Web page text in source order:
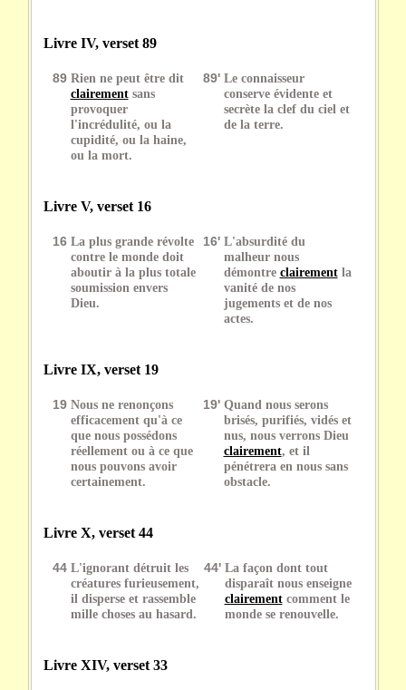
Livre IV, verset 89
89 Rien ne peut être dit
clairementsans
provoquer
l'incrédulité, ou la
cupidité, ou la haine,
ou la mort.
89' Le connaisseur
conserve évidente et
secrète la clef du ciel et
de la terre.
Livre V, verset 16
16 La plus grande révolte
contre le monde doit
aboutir à la plus totale
soumission envers
Dieu.
16' L'absurdité du
malheur nous
démontre clairementla
vanité de nos
jugements et de nos
actes.
Livre IX, verset 19
19 Nous ne renonçons
efficacement qu'à ce
que nous possédons
réellement ou à ce que
nous pouvons avoir
certainement.
19' Quand nous serons
brisés, purifiés, vidés et
nus, nous verrons Dieu
clairement, et il
pénétrera en nous sans
obstacle.
Livre X, verset 44
44 L'ignorant détruit les
créatures furieusement,
il disperse et rassemble
mille choses au hasard.
44' La façon dont tout
disparaît nous enseigne
clairementcomment le
monde se renouvelle.
Livre XIV, verset 33